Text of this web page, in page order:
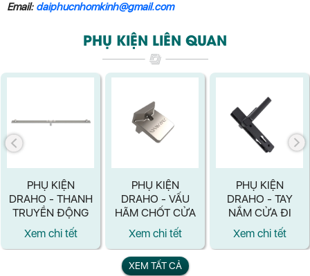
Email: daiphucnhomkinh@gmail.com
PHỤ KIỆN LIÊN QUAN
PHỤ KIỆN
DRAHO - THANH
TRUYỀN ĐỘNG
LG12
Xem chi tết
PHỤ KIỆN
DRAHO - VẤU
HÃM CHỐT CỬA
F14CI
Xem chi tết
PHỤ KIỆN
DRAHO - TAY
NẮM CỬA ĐI
PM-23
Xem chi tết
XEM TẤT CẢ